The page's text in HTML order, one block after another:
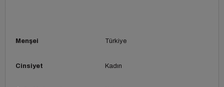
Menşei Türkiye
Cinsiyet Kadın